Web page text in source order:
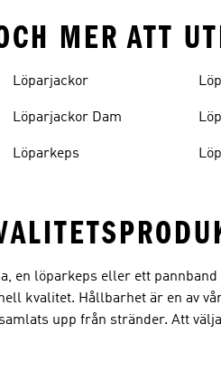
MER ATT
Löparjackor
Löparjackor Dam
Löparkeps
en löparkeps eller ett
kvalitet. Hållbarhet är en av
upp från stränder. Att